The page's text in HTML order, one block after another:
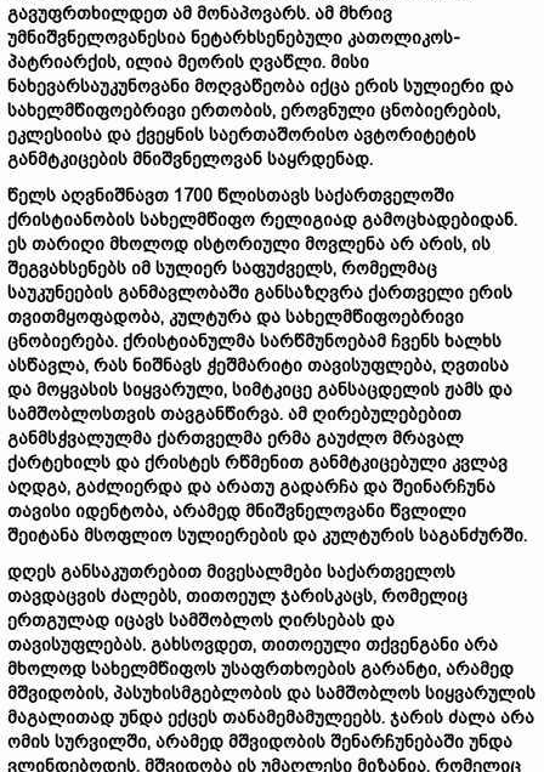
გავუფრთხილდეთ ამ მონაპოვარს. ამ მხრივ
უმნიშვნელოვანესია ნეტარხსენებული კათოლიკოს-
პატრიარქის, ილია მეორის ღვაწლი. მისი
ნახევარსაუკუნოვანი მოღვაწეობა იქცა ერის სულიერი და
სახელმწიფოებრივი ერთობის, ეროვნული ცნობიერების,
ეკლესიისა და ქვეყნის საერთაშორისო ავტორიტეტის
განმტკიცების მნიშვნელოვან საყრდენად.
წელს აღვნიშნავთ 1700 წლისთავს საქართველოში
ქრისტიანობის სახელმწიფო რელიგიად გამოცხადებიდან.
ეს თარიღი მხოლოდ ისტორიული მოვლენა არ არის, ის
შეგვახსენებს იმ სულიერ საფუძველს, რომელმაც
საუკუნეების განმავლობაში განსაზღვრა ქართველი ერის
თვითმყოფადობა, კულტურა და სახელმწიფოებრივი
ცნობიერება. ქრისტიანულმა სარწმუნოებამ ჩვენს ხალხს
ასწავლა, რას ნიშნავს ჭეშმარიტი თავისუფლება, ღვთისა
და მოყვასის სიყვარული, სიმტკიცე განსაცდელის ჟამს და
სამშობლოსთვის თავგანწირვა. ამ ღირებულებებით
განმსჭვალულმა ქართველმა ერმა გაუძლო მრავალ
ქარტეხილს და ქრისტეს რწმენით განმტკიცებული კვლავ
აღდგა, გაძლიერდა და არათუ გადარჩა და შეინარჩუნა
თავისი იდენტობა, არამედ მნიშვნელოვანი წვლილი
შეიტანა მსოფლიო სულიერების და კულტურის საგანძურში.
დღეს განსაკუთრებით მივესალმები საქართველოს
თავდაცვის ძალებს, თითოეულ ჯარისკაცს, რომელიც
ერთგულად იცავს სამშობლოს ღირსებას და
თავისუფლებას. გახსოვდეთ, თითოეული თქვენგანი არა
მხოლოდ სახელმწიფოს უსაფრთხოების გარანტი, არამედ
მშვიდობის, პასუხისმგებლობის და სამშობლოს სიყვარულის
მაგალითად უნდა ექცეს თანამემამულეებს. ჯარის ძალა არა
ომის სურვილში, არამედ მშვიდობის შენარჩუნებაში უნდა
ვლინდებოდეს. მშვიდობა ის უმაღლესი მიზანია, რომელიც